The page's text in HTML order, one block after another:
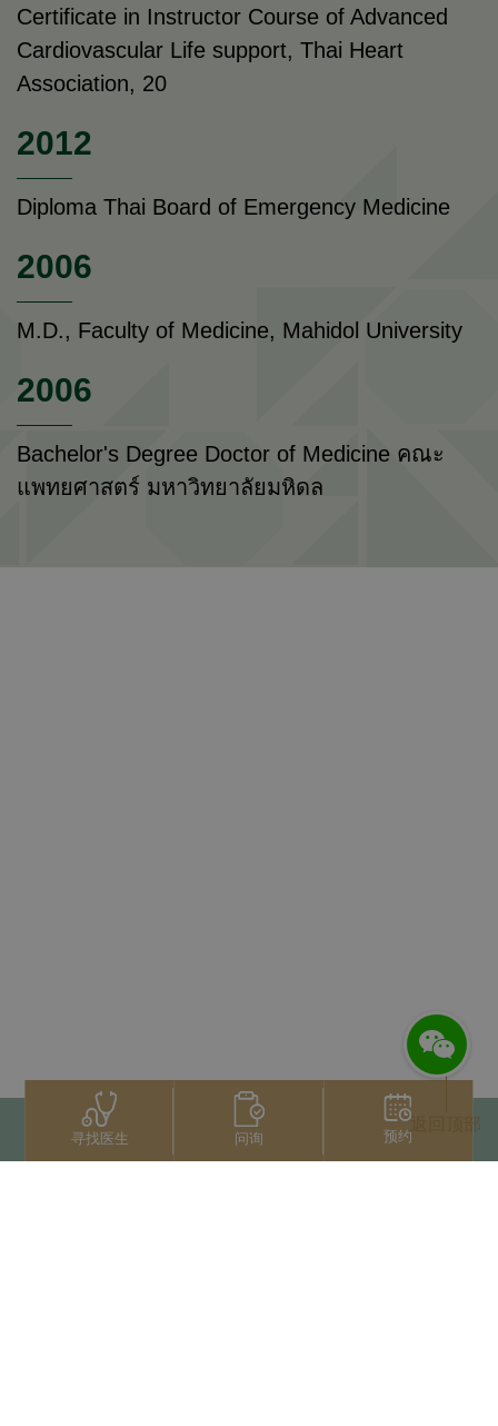
Certificate in Instructor Course of Advanced
Cardiovascular Life support, Thai Heart
Association, 20
2012
Diploma Thai Board of Emergency Medicine
2006
M.D., Faculty of Medicine, Mahidol University
2006
Bachelor's Degree Doctor of Medicine คณะ
แพทยศาสตร์ มหาวิทยาลัยมหิดล
寻找医生 问询 预约
返回顶部